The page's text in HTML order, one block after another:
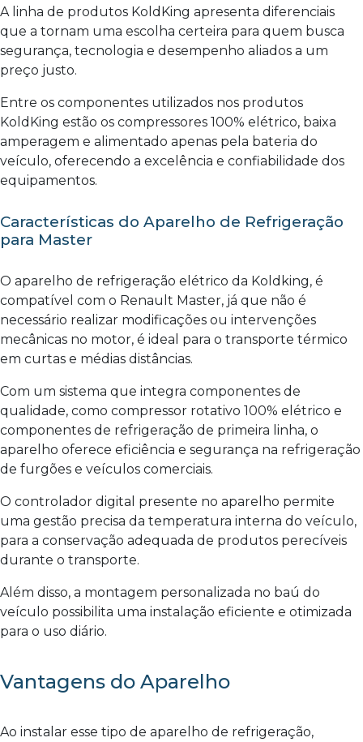
A linha de produtos KoldKing apresenta diferenciais
que a tornam uma escolha certeira para quem busca
segurança, tecnologia e desempenho aliados a um
preço justo.
Entre os componentes utilizados nos produtos
KoldKing estão os compressores 100% elétrico, baixa
amperagem e alimentado apenas pela bateria do
veículo, oferecendo a excelência e confiabilidade dos
equipamentos.
Características do Aparelho de Refrigeração
para Master
O aparelho de refrigeração elétrico da Koldking, é
compatível com o Renault Master, já que não é
necessário realizar modificações ou intervenções
mecânicas no motor, é ideal para o transporte térmico
em curtas e médias distâncias.
Com um sistema que integra componentes de
qualidade, como compressor rotativo 100% elétrico e
componentes de refrigeração de primeira linha, o
aparelho oferece eficiência e segurança na refrigeração
de furgões e veículos comerciais.
O controlador digital presente no aparelho permite
uma gestão precisa da temperatura interna do veículo,
para a conservação adequada de produtos perecíveis
durante o transporte.
Além disso, a montagem personalizada no baú do
veículo possibilita uma instalação eficiente e otimizada
para o uso diário.
Vantagens do Aparelho
Ao instalar esse tipo de aparelho de refrigeração,